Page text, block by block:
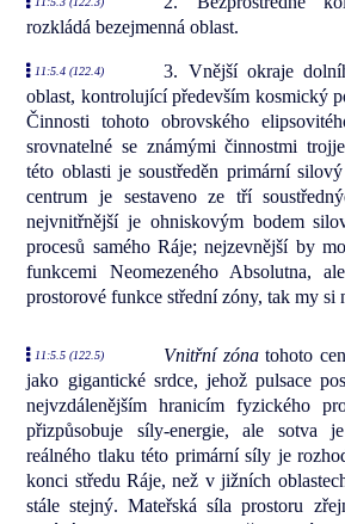
rozkládá bezejmenná oblast.
11:5.4 (122.4)
3. Vnější okraje
oblast, kontrolující především kosmický
Činnosti tohoto obrovského
srovnatelné se známými činnostmi
této oblasti je soustředěn primární
centrum je sestaveno ze tří
nejvnitřnější je ohniskovým bodem
procesů samého Ráje; nejzevnější by
funkcemi Neomezeného Absolutna,
prostorové funkce střední zóny, tak my si
11:5.5 (122.5) Vnitřní zónatohoto
jako gigantické srdce, jehož pulsace
nejvzdálenějším hranicím fyzického
přizpůsobuje síly-energie, ale sotva
reálného tlaku této primární síly je
konci středu Ráje, než v jižních
stále stejný. Mateřská síla prostoru